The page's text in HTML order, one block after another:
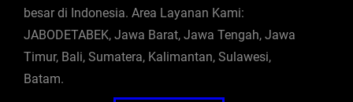
besar di Indonesia. Area Layanan Kami:
JABODETABEK, Jawa Barat, Jawa Tengah, Jawa
Timur, Bali, Sumatera, Kalimantan, Sulawesi,
Batam.